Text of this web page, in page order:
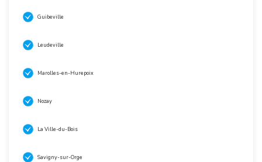
Guibeville
Leudeville
Marolles-en-Hurepoix
Nozay
La Ville-du-Bois
Savigny-sur-Orge